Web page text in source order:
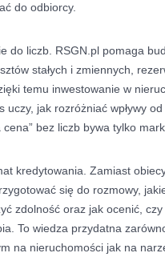
do odbiorcy.
do liczb. RSGN.pl pomaga
stałych i zmiennych,
temu inwestowanie w
jak rozróżniać wpływy
bez liczb bywa tylko
kredytowania. Zamiast
się do rozmowy,
zdolność oraz jak ocenić,
To wiedza przydatna
na nieruchomości jak na